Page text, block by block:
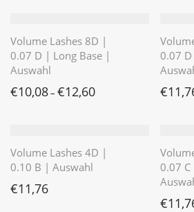
Volume Lashes 8D |
0.07 D | Long Base |
Auswahl
€10,08– €12,60
0.07
€
Volume Lashes 4D |
0.10 B | Auswahl
€11,76
0.07
€